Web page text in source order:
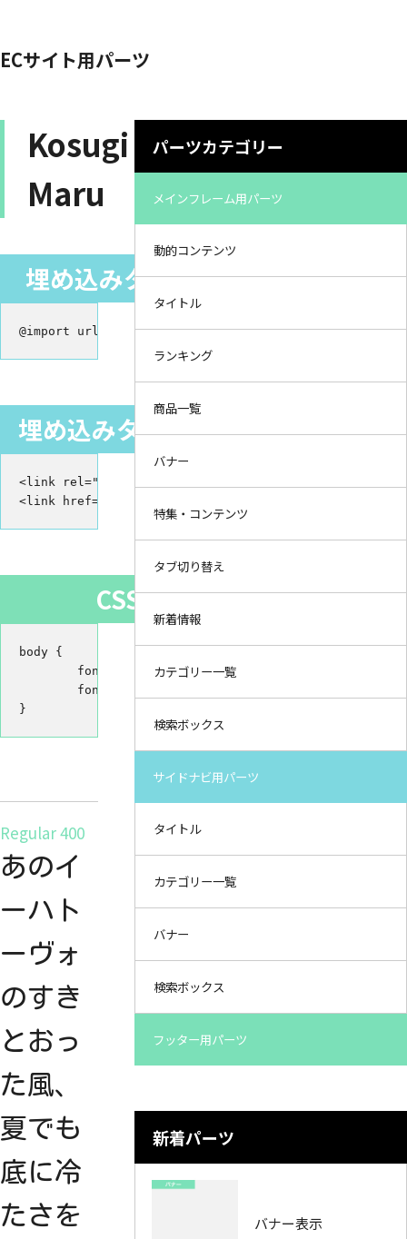
ECサイト用パーツ
Kosugi
Maru
埋め込みタグ（スタイルシート）
@import url('https://fonts.googleapis.com/
埋め込みタグ（HTML／linkタグ）
<link rel="preconnect" href="https://
<link href="https://fonts.googleapis.com/
CSS
body {
}
Regular 400
あのイ
ーハト
ーヴォ
のすき
とおっ
た風、
夏でも
底に冷
たさを
パーツカテゴリー
メインフレーム用パーツ
動的コンテンツ
タイトル
ランキング
商品一覧
バナー
特集・コンテンツ
タブ切り替え
新着情報
カテゴリー一覧
検索ボックス
サイドナビ用パーツ
タイトル
カテゴリー一覧
バナー
検索ボックス
フッター用パーツ
新着パーツ
バナー表示